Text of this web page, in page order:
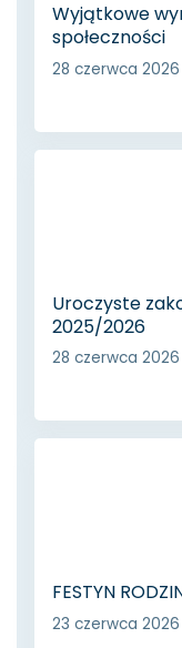
Wyjątkowe
społeczności
28 czerwca 2026
Uroczyste
2025/2026
28 czerwca 2026
FESTYN
23 czerwca 2026